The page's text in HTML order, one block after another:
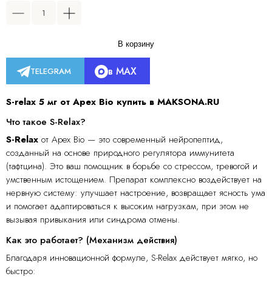
В корзину
TELEGRAM в MAX
S-relax 5 мг от Apex Bio купить в MAKSONA.RU​
Что такое S-Relax?
S-Relax от Apex Bio — это современный нейропептид,
созданный на основе природного регулятора иммунитета
(тафтцина). Это ваш помощник в борьбе со стрессом, тревогой и
умственным истощением. Препарат комплексно воздействует на
нервную систему: улучшает настроение, возвращает ясность ума
и помогает адаптироваться к высоким нагрузкам, при этом не
вызывая привыкания или синдрома отмены.
Как это работает? (Механизм действия)
Благодаря инновационной формуле, S-Relax действует мягко, но
быстро: